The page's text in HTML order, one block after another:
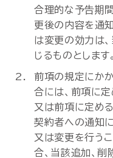
合理的な予告期
更後の内容を通
は変更の効力は
じるものとします。
前項の規定にか
合には、前項に
又は前項に定め
契約者への通知
又は変更を行う
合、当該追加、